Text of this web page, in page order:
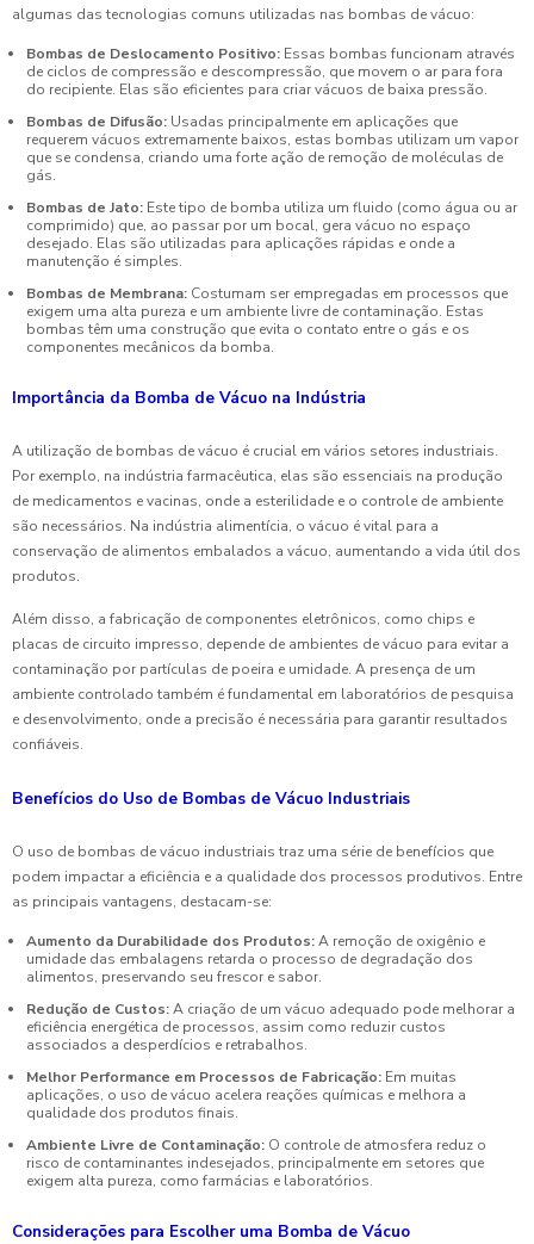
algumas das tecnologias comuns utilizadas nas bombas de vácuo:
Bombas de Deslocamento Positivo: Essas bombas funcionam através
de ciclos de compressão e descompressão, que movem o ar para fora
do recipiente. Elas são eficientes para criar vácuos de baixa pressão.
Bombas de Difusão: Usadas principalmente em aplicações que
requerem vácuos extremamente baixos, estas bombas utilizam um vapor
que se condensa, criando uma forte ação de remoção de moléculas de
gás.
Bombas de Jato: Este tipo de bomba utiliza um fluido (como água ou ar
comprimido) que, ao passar por um bocal, gera vácuo no espaço
desejado. Elas são utilizadas para aplicações rápidas e onde a
manutenção é simples.
Bombas de Membrana: Costumam ser empregadas em processos que
exigem uma alta pureza e um ambiente livre de contaminação. Estas
bombas têm uma construção que evita o contato entre o gás e os
componentes mecânicos da bomba.
Importância da Bomba de Vácuo na Indústria
A utilização de bombas de vácuo é crucial em vários setores industriais.
Por exemplo, na indústria farmacêutica, elas são essenciais na produção
de medicamentos e vacinas, onde a esterilidade e o controle de ambiente
são necessários. Na indústria alimentícia, o vácuo é vital para a
conservação de alimentos embalados a vácuo, aumentando a vida útil dos
produtos.
Além disso, a fabricação de componentes eletrônicos, como chips e
placas de circuito impresso, depende de ambientes de vácuo para evitar a
contaminação por partículas de poeira e umidade. A presença de um
ambiente controlado também é fundamental em laboratórios de pesquisa
e desenvolvimento, onde a precisão é necessária para garantir resultados
confiáveis.
Benefícios do Uso de Bombas de Vácuo Industriais
O uso de bombas de vácuo industriais traz uma série de benefícios que
podem impactar a eficiência e a qualidade dos processos produtivos. Entre
as principais vantagens, destacam-se:
Aumento da Durabilidade dos Produtos:A remoção de oxigênio e
umidade das embalagens retarda o processo de degradação dos
alimentos, preservando seu frescor e sabor.
Redução de Custos:A criação de um vácuo adequado pode melhorar a
eficiência energética de processos, assim como reduzir custos
associados a desperdícios e retrabalhos.
Melhor Performance em Processos de Fabricação: Em muitas
aplicações, o uso de vácuo acelera reações químicas e melhora a
qualidade dos produtos finais.
Ambiente Livre de Contaminação: O controle de atmosfera reduz o
risco de contaminantes indesejados, principalmente em setores que
exigem alta pureza, como farmácias e laboratórios.
Considerações para Escolher uma Bomba de Vácuo